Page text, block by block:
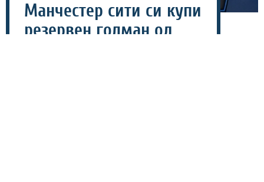
Манчестер сити си купи
резервен голман од